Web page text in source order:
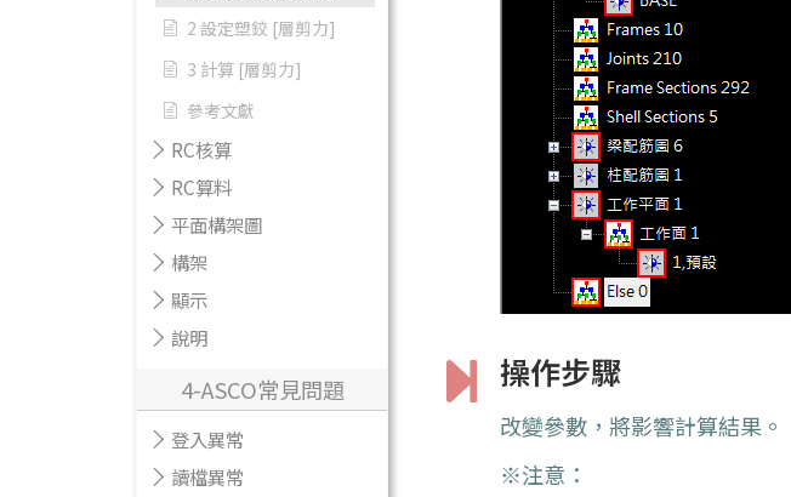
2 設定塑鉸 [層剪力]
3 計算 [層剪力]
參考文獻
RC核算
RC算料
平面構架圖
構架
顯示
說明
4-ASCO常見問題
登入異常
讀檔異常
操作步驟
改變參數，將影響計算結果。
※注意：